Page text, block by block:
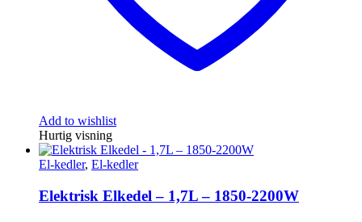
Add to wishlist
Hurtig visning
El-kedler, El-kedler
Elektrisk Elkedel – 1,7L – 1850-2200W